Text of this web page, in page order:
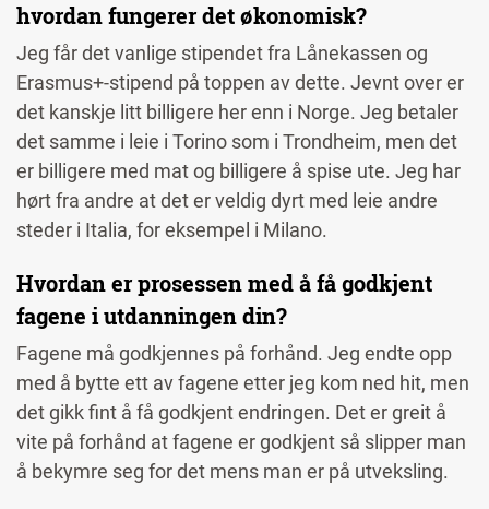
hvordan fungerer det økonomisk?
Jeg får det vanlige stipendet fra Lånekassen og
Erasmus+-stipend på toppen av dette. Jevnt over er
det kanskje litt billigere her enn i Norge. Jeg betaler
det samme i leie i Torino som i Trondheim, men det
er billigere med mat og billigere å spise ute. Jeg har
hørt fra andre at det er veldig dyrt med leie andre
steder i Italia, for eksempel i Milano.
Hvordan er prosessen med å få godkjent
fagene i utdanningen din?
Fagene må godkjennes på forhånd. Jeg endte opp
med å bytte ett av fagene etter jeg kom ned hit, men
det gikk fint å få godkjent endringen. Det er greit å
vite på forhånd at fagene er godkjent så slipper man
å bekymre seg for det mens man er på utveksling.